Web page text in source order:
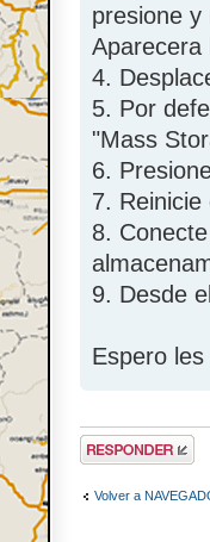
presione y
Aparecera
4.
5. Por
"Mass
6.
7. Reinicie
8.
9. Desde
Espero les
Escribir comentario
Volver a